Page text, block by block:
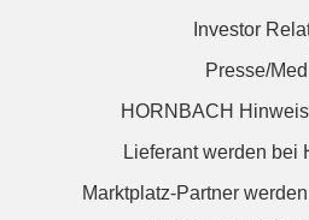
Investor
Presse/
HORNBACH
Lieferant werden bei
Marktplatz-Partner